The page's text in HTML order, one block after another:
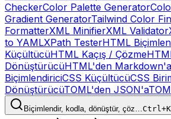
CheckerColor Palette Generator
Gradient GeneratorTailwind Color
FormatterXML MinifierXML Validator
to YAMLXPath TesterHTML
KüçültücüHTML Kaçış / Çözme
DönüştürücüHTML'den
BiçimlendiriciCSS KüçültücüCSS
DönüştürücüTOML'den JSON'a
Biçimlendir, kodla, dönüştür, çöz…Ctrl+K